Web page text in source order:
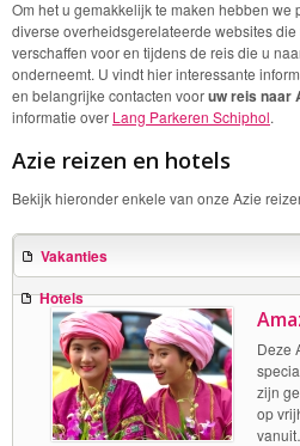
Om het u gemakkelijk te maken hebben
diverse overheidsgerelateerde websites
verschaffen voor en tijdens de reis die u
onderneemt. U vindt hier interessante
en belangrijke contacten vooruw reis naar
informatie over Lang Parkeren Schiphol.
Azie reizen en hotels
Bekijk hieronder enkele van onze Azie
Vakanties
Hotels
Deze
zijn
op